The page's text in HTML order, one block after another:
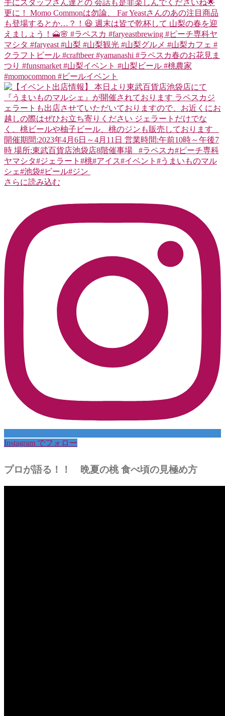
さらに読み込む
Instagram でフォロー
プロが語る！！ 晩夏の桃 食べ頃の見極め方